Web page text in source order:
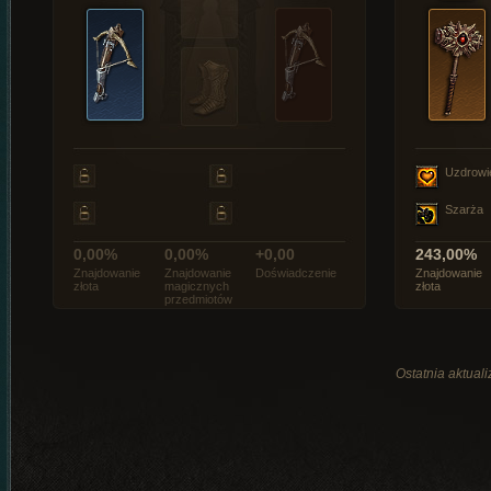
0,00%
Znajdowanie
złota
0,00%
Znajdowanie
magicznych
przedmiotów
+0,00
Doświadczenie
Szarża
243,00%
Znajdowanie
złota
Ostatnia